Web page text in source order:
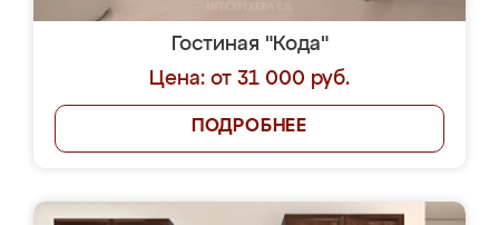
Гостиная "Кода"
Цена: от 31 000 руб.
ПОДРОБНЕЕ